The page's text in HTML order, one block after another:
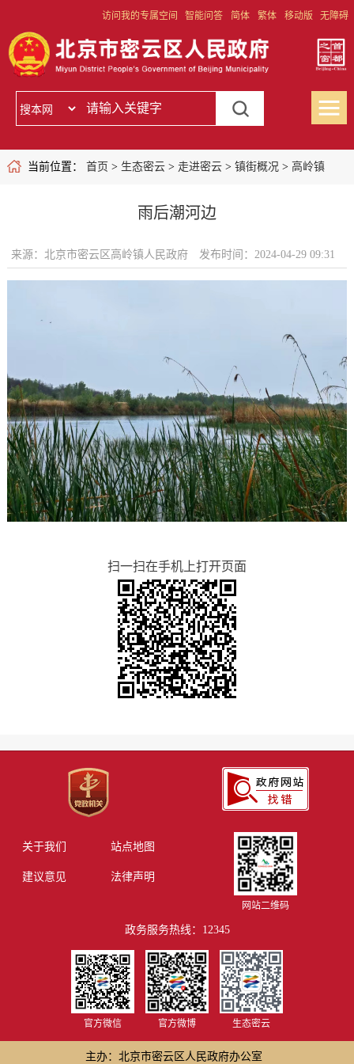
访问我的专属空间 智能问答 简体 繁体 移动版 无障碍
当前位置： 首页 > 生态密云> 走进密云> 镇街概况 > 高岭镇
雨后潮河边
来源：北京市密云区高岭镇人民政府 发布时间：2024-04-29 09:31
扫一扫在手机上打开页面
关于我们 站点地图
建议意见 法律声明
网站二维码
政务服务热线：12345
官方微信 官方微博 生态密云
主办：北京市密云区人民政府办公室